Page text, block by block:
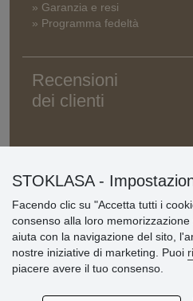
» Garanzia e resi
» Programma fedeltà
Recensioni
dei clienti
STOKLASA -
Facendo clic su "Accetta tutti i
consenso alla loro
aiuta con la navigazione del sito,
nostre iniziative di marketing. Puoi
piacere avere il tuo consenso.